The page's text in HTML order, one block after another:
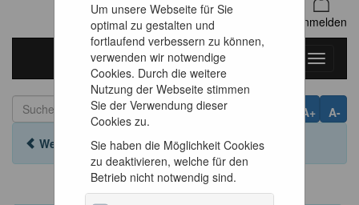
Um unsere Webseite für Sie
optimal zu gestalten und
fortlaufend verbessern zu können,
verwenden wir notwendige
Cookies. Durch die weitere
Nutzung der Webseite stimmen
Sie der Verwendung dieser
Cookies zu.
Sie haben die Möglichkeit Cookies
zu deaktivieren, welche für den
Betrieb nicht notwendig sind.
Anmelden
Toggle
A-
A+
Weiter einkaufen